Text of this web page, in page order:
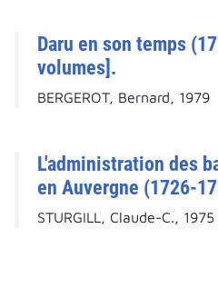
Daru en son temps
volumes].
BERGEROT, Bernard, 1979
L'administration des
en Auvergne (1726-
STURGILL, Claude-C., 1975